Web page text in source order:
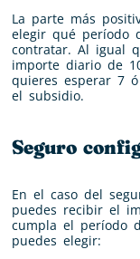
La parte más
elegir qué período
contratar. Al igual
importe diario de
quieres esperar 7
el subsidio.
Seguro
En el caso del
puedes recibir el
cumpla el período
puedes elegir: